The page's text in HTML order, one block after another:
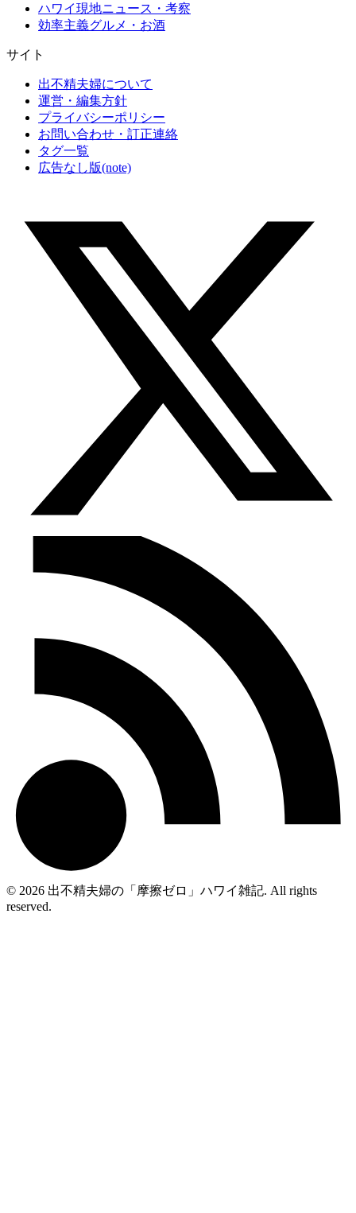
ハワイ現地ニュース・考察
効率主義グルメ・お酒
サイト
出不精夫婦について
運営・編集方針
プライバシーポリシー
お問い合わせ・訂正連絡
タグ一覧
広告なし版(note)
© 2026 出不精夫婦の「摩擦ゼロ」ハワイ雑記. All rights
reserved.